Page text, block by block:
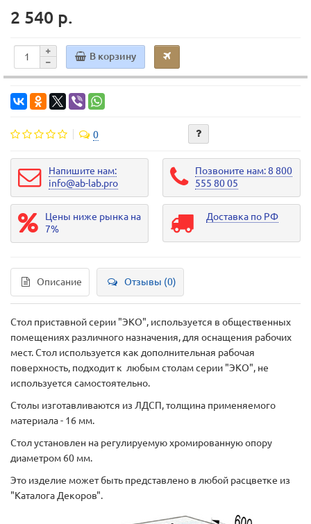
2 540 р.
В корзину
0
Напишите нам:
info@ab-lab.pro
Позвоните нам: 8 800
555 80 05
Цены ниже рынка на
7%
Доставка по РФ
Описание Отзывы (0)
Стол приставной серии "ЭКО", используется в общественных
помещениях различного назначения, для оснащения рабочих
мест. Стол используется как дополнительная рабочая
поверхность, подходит к любым столам серии "ЭКО", не
используется самостоятельно.
Столы изготавливаются из ЛДСП, толщина применяемого
материала - 16 мм.
Стол установлен на регулируемую хромированную опору
диаметром 60 мм.
Это изделие может быть представлено в любой расцветке из
"Каталога Декоров".